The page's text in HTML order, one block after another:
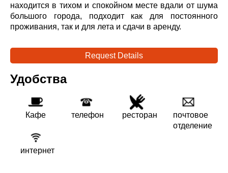
находится в тихом и спокойном месте вдали от шума
большого города, подходит как для постоянного
проживания, так и для лета и сдачи в аренду.
Request Details
Удобства
Кафе телефон ресторан
почтовое
отделение
интернет